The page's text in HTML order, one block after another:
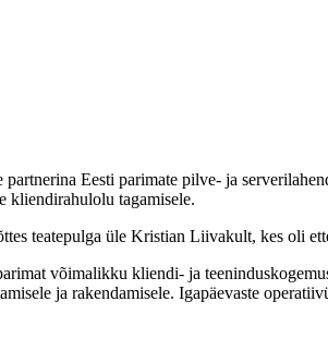
Eesti parimate pilve- ja
kliendirahulolu tagamisele.
teatepulga üle Kristian Liivakult, kes oli
võimalikku kliendi- ja
ja rakendamisele. Igapäevaste